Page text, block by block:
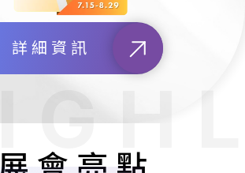
詳細資訊